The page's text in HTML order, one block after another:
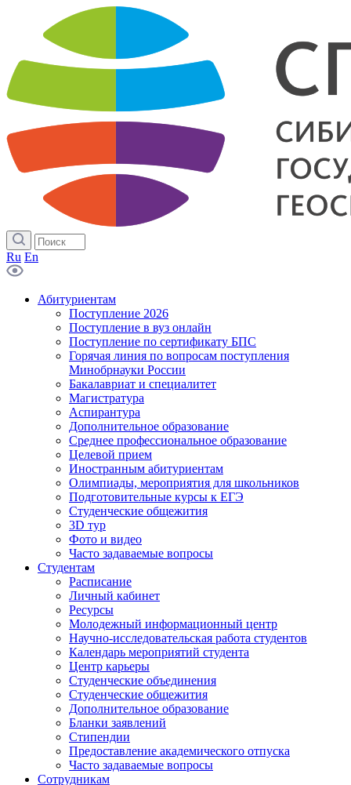
Ru En
Абитуриентам
Поступление 2026
Поступление в вуз онлайн
Поступление по сертификату БПС
Горячая линия по вопросам поступления
Минобрнауки России
Бакалавриат и специалитет
Магистратура
Аспирантура
Дополнительное образование
Среднее профессиональное образование
Целевой прием
Иностранным абитуриентам
Олимпиады, мероприятия для школьников
Подготовительные курсы к ЕГЭ
Студенческие общежития
3D тур
Фото и видео
Часто задаваемые вопросы
Студентам
Расписание
Личный кабинет
Ресурсы
Молодежный информационный центр
Научно-исследовательская работа студентов
Календарь мероприятий студента
Центр карьеры
Студенческие объединения
Студенческие общежития
Дополнительное образование
Бланки заявлений
Стипендии
Предоставление академического отпуска
Часто задаваемые вопросы
Сотрудникам